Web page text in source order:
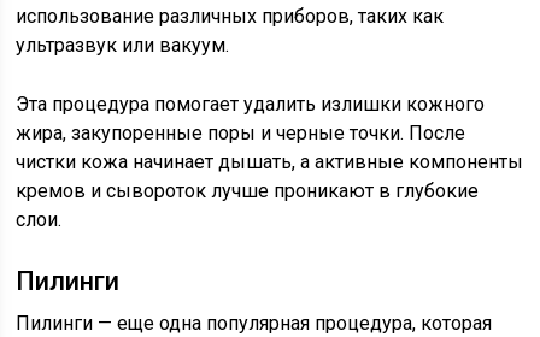
использование различных приборов, таких как
ультразвук или вакуум.
Эта процедура помогает удалить излишки кожного
жира, закупоренные поры и черные точки. После
чистки кожа начинает дышать, а активные компоненты
кремов и сывороток лучше проникают в глубокие
слои.
Пилинги
Пилинги — еще одна популярная процедура, которая